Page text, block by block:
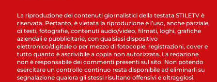
La riproduzione dei contenuti giornalistici della testata STILETV è
riservata. Pertanto, è vietata la riproduzione e l’uso, anche parziale,
di testi, fotografie, contenuti audio/video, filmati, loghi, grafiche
aziendali e pubblicitarie, con qualsiasi dispositivo
elettronico/digitale o per mezzo di fotocopie, registrazioni, cover e
tutto quanto è ascrivibile a copia non autorizzata. La redazione
non è responsabile dei commenti presenti sul sito. Non potendo
esercitare un controllo continuo resta disponibile ad eliminarli su
segnalazione qualora gli stessi risultano offensivi e oltraggiosi.